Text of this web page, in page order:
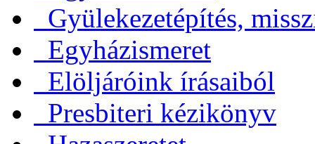
Gyülekezetépítés,
Egyházismeret
Elöljáróink írásaiból
Presbiteri kézikönyv